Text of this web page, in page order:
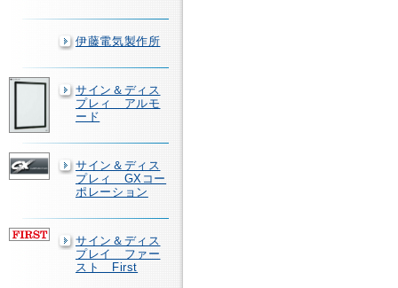
伊藤電気製作所
サイン＆ディス
プレィ アルモ
ード
サイン＆ディス
プレィ GXコー
ポレーション
サイン＆ディス
プレイ ファー
スト First